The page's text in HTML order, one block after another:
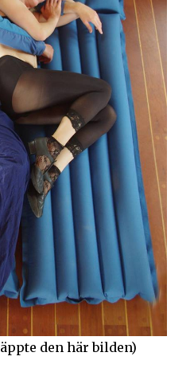
den här bilden)